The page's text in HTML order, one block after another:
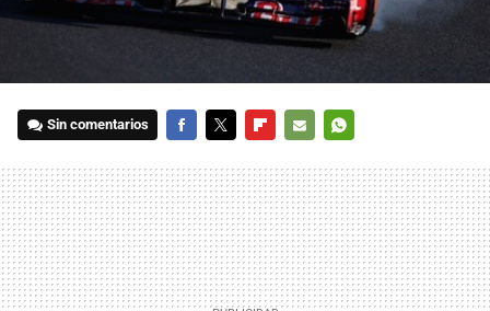
Sin comentarios
MAIL